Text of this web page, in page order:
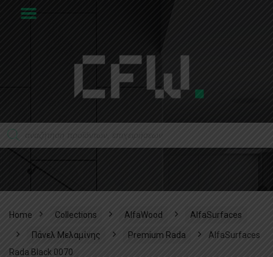
Home Collections AlfaWood AlfaSurfaces
Πάνελ Μελαμίνης Premium Rada
AlfaSurfaces
Rada Black 0070